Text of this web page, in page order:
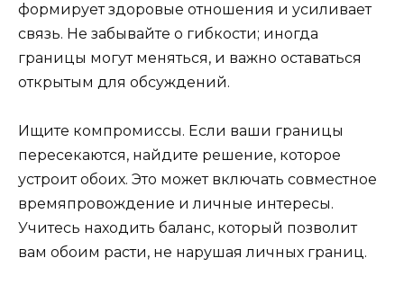
формирует здоровые отношения и усиливает
связь. Не забывайте о гибкости; иногда
границы могут меняться, и важно оставаться
открытым для обсуждений.
Ищите компромиссы. Если ваши границы
пересекаются, найдите решение, которое
устроит обоих. Это может включать совместное
времяпровождение и личные интересы.
Учитесь находить баланс, который позволит
вам обоим расти, не нарушая личных границ.